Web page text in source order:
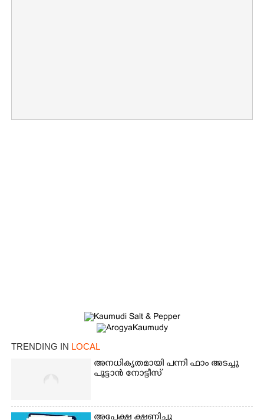
TRENDING IN LOCAL
അനധികൃതമായി പന്നി ഫാം അടച്ചു
പൂട്ടാൻ നോട്ടീസ്
അപേക്ഷ ക്ഷണിച്ചു